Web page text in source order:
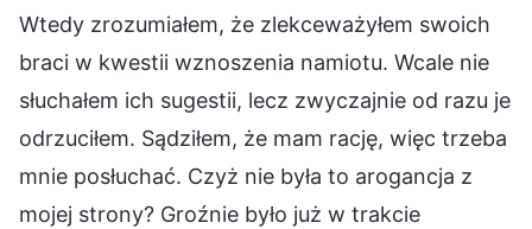
Wtedy zrozumiałem, że zlekceważyłem swoich
braci w kwestii wznoszenia namiotu. Wcale nie
słuchałem ich sugestii, lecz zwyczajnie od razu je
odrzuciłem. Sądziłem, że mam rację, więc trzeba
mnie posłuchać. Czyż nie była to arogancja z
mojej strony? Groźnie było już w trakcie